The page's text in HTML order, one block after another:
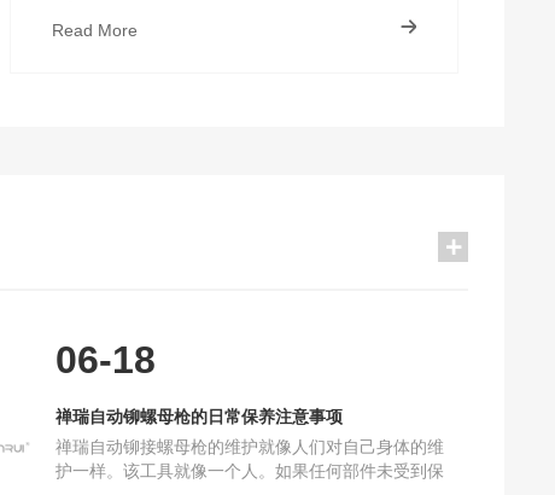
Read More
06-18
禅瑞自动铆螺母枪的日常保养注意事项
禅瑞自动铆接螺母枪的维护就像人们对自己身体的维
护一样。该工具就像一个人。如果任何部件未受到保
2025-06-18
保养注意事项
及工艺上的要求
确的保养？
么？
铆螺母枪的区别
2022-08-28
和常见问题